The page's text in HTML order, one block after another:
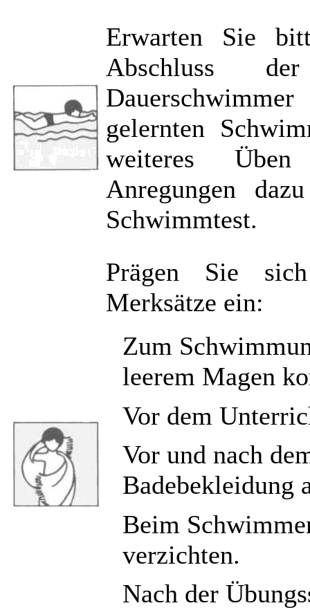
Erwarten Sie
Abschluss
gelernten
weiteres
Anregungen
Schwimmtest.
Prägen Sie
Merksätze ein:
Zum
leerem Magen
Vor dem
Vor und nach
Badebekleidung
Beim
verzichten.
Nach der